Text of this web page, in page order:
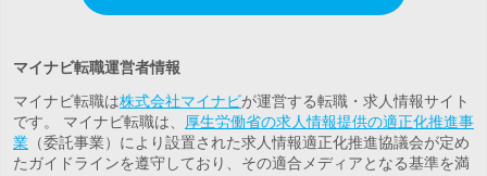
マイナビ転職運営者情報
マイナビ転職は株式会社マイナビが運営する転職・求人情報サイト
です。 マイナビ転職は、
厚生労働省の求人情報提供の適正化推進事
業 （委託事業）により設置された求人情報適正化推進協議会が定め
たガイドラインを遵守しており、その適合メディアとなる基準を満